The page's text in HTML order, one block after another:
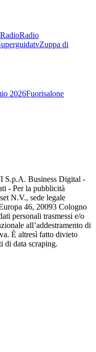
Radio
Zuppa di
2026Fuorisalone
S.p.A. Business Digital -
- Per la pubblicità
N.V., sede legale
46, 20093 Cologno
personali trasmessi e/o
all’addestramento di
È altresì fatto divieto
di data scraping.